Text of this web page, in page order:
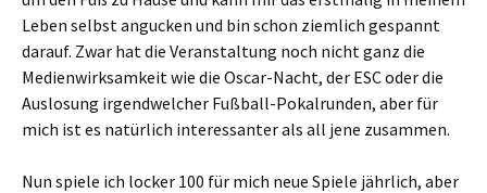
Leben selbst angucken und bin schon ziemlich gespannt
darauf. Zwar hat die Veranstaltung noch nicht ganz die
Medienwirksamkeit wie die Oscar-Nacht, der ESC oder die
Auslosung irgendwelcher Fußball-Pokalrunden, aber für
mich ist es natürlich interessanter als all jene zusammen.
Nun spiele ich locker 100 für mich neue Spiele jährlich, aber